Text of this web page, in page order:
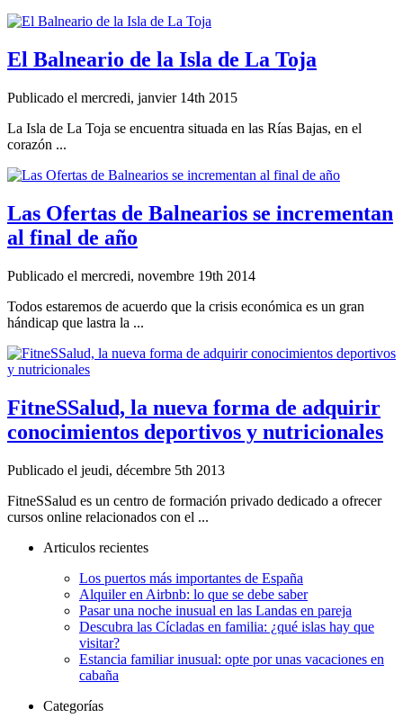
El Balneario de la Isla de La Toja
Publicado el mercredi, janvier 14th 2015
La Isla de La Toja se encuentra situada en las Rías Bajas, en el
corazón ...
Las Ofertas de Balnearios se incrementan
al final de año
Publicado el mercredi, novembre 19th 2014
Todos estaremos de acuerdo que la crisis económica es un gran
hándicap que lastra la ...
FitneSSalud, la nueva forma de adquirir
conocimientos deportivos y nutricionales
Publicado el jeudi, décembre 5th 2013
FitneSSalud es un centro de formación privado dedicado a ofrecer
cursos online relacionados con el ...
Articulos recientes
Los puertos más importantes de España
Alquiler en Airbnb: lo que se debe saber
Pasar una noche inusual en las Landas en pareja
Descubra las Cícladas en familia: ¿qué islas hay que
visitar?
Estancia familiar inusual: opte por unas vacaciones en
cabaña
Categorías